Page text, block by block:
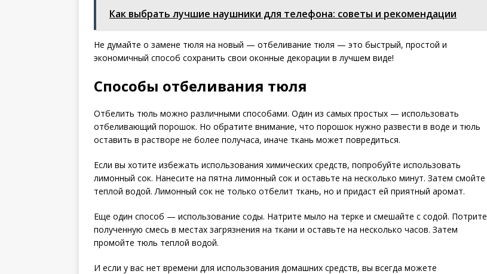
Как выбрать лучшие наушники для телефона: советы и рекомендации
Не думайте о замене тюля на новый — отбеливание тюля — это быстрый, простой и
экономичный способ сохранить свои оконные декорации в лучшем виде!
Способы отбеливания тюля
Отбелить тюль можно различными способами. Один из самых простых — использовать
отбеливающий порошок. Но обратите внимание, что порошок нужно развести в воде и тюль
оставить в растворе не более получаса, иначе ткань может повредиться.
Если вы хотите избежать использования химических средств, попробуйте использовать
лимонный сок. Нанесите на пятна лимонный сок и оставьте на несколько минут. Затем смойте
теплой водой. Лимонный сок не только отбелит ткань, но и придаст ей приятный аромат.
Еще один способ — использование соды. Натрите мыло на терке и смешайте с содой. Потрите
полученную смесь в местах загрязнения на ткани и оставьте на несколько часов. Затем
промойте тюль теплой водой.
И если у вас нет времени для использования домашних средств, вы всегда можете